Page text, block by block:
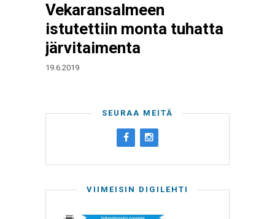
Vekaransalmeen
istutettiin monta tuhatta
järvitaimenta
19.6.2019
SEURAA MEITÄ
VIIMEISIN DIGILEHTI